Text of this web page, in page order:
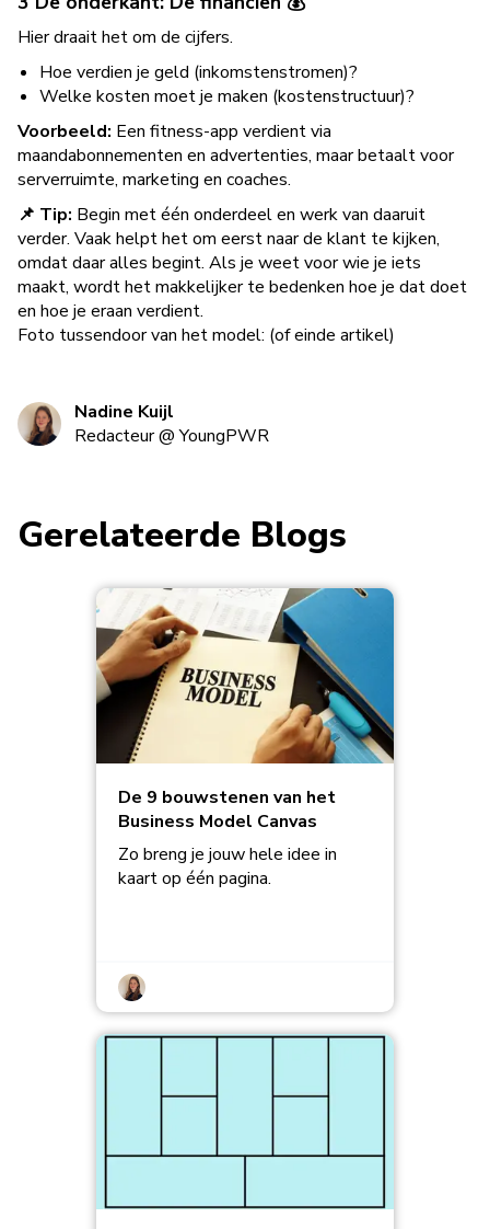
Hier draait het om de cijfers.
Hoe verdien je geld (inkomstenstromen)?
Welke kosten moet je maken (kostenstructuur)?
Voorbeeld: Een fitness-app verdient via
maandabonnementen en advertenties, maar betaalt voor
serverruimte, marketing en coaches.
📌 Tip: Begin met één onderdeel en werk van daaruit
verder. Vaak helpt het om eerst naar de klant te kijken,
omdat daar alles begint. Als je weet voor wie je iets
maakt, wordt het makkelijker te bedenken hoe je dat doet
en hoe je eraan verdient.
Foto tussendoor van het model: (of einde artikel)
Nadine Kuijl
Redacteur@YoungPWR
Gerelateerde Blogs
De 9 bouwstenen van het
Business Model Canvas
Zo breng je jouw hele idee in
kaart op één pagina.